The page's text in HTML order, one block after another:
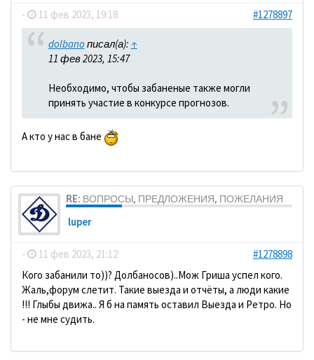
- 11 фев 2023, 19:18 #1278897
dolbano писал(а): ↑
11 фев 2023, 15:47
Необходимо, чтобы забаненые также могли
принять участие в конкурсе прогнозов.
А кто у нас в бане
RE: ВОПРОСЫ, ПРЕДЛОЖЕНИЯ, ПОЖЕЛАНИЯ
luper
- 11 фев 2023, 21:12
#1278898
Кого забанили то))? Долбаносов)..Мож Гриша успел кого.
Жаль,форум слетит. Такие выезда и отчёты, а люди какие
!!! Глыбы движа.. Я б на память оставил Выезда и Ретро. Но
- не мне судить.